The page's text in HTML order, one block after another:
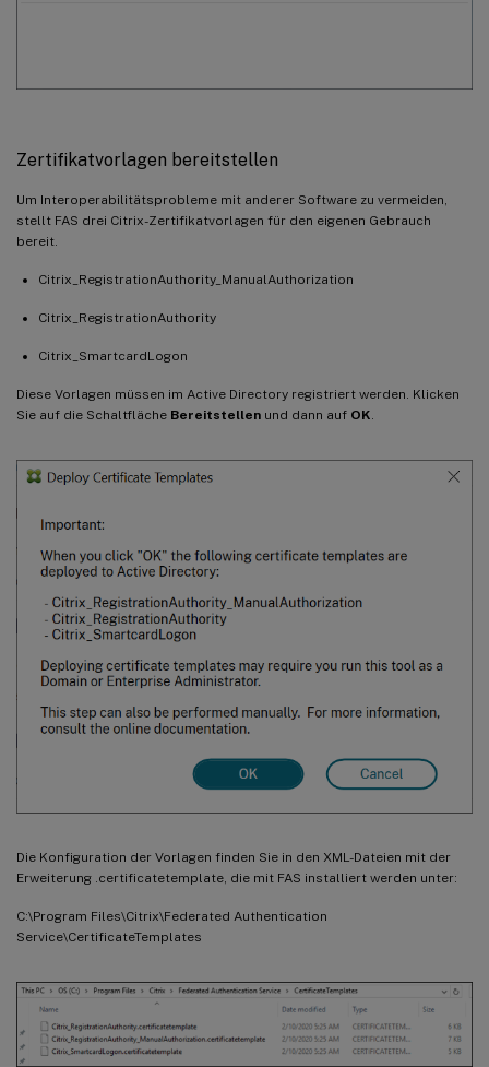
Zertifikatvorlagen bereitstellen
Um Interoperabilitätsprobleme mit anderer Software zu vermeiden,
stellt FAS drei Citrix-Zertifikatvorlagen für den eigenen Gebrauch
bereit.
Citrix_RegistrationAuthority_ManualAuthorization
Citrix_RegistrationAuthority
Citrix_SmartcardLogon
Diese Vorlagen müssen im Active Directory registriert werden. Klicken
Sie auf die Schaltfläche Bereitstellen und dann auf OK.
Die Konfiguration der Vorlagen finden Sie in den XML-Dateien mit der
Erweiterung .certificatetemplate, die mit FAS installiert werden unter:
C:\Program Files\Citrix\Federated Authentication
Service\CertificateTemplates